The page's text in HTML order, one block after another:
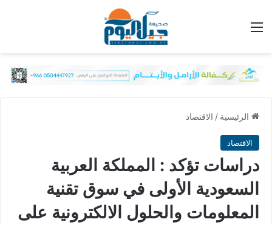
الرئيسية / الاقتصاد
الاقتصاد
دراسات تؤكد : المملكة العربية
السعودية الأولى في سوق تقنية
المعلومات والحلول الالكترونية على